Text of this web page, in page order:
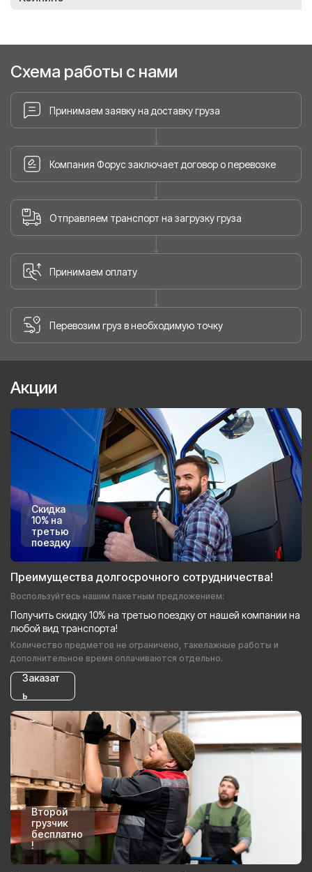
Схема работы с нами
Принимаем заявку на доставку груза
Компания Форус заключает договор о перевозке
Отправляем транспорт на загрузку груза
Принимаем оплату
Перевозим груз в необходимую точку
Акции
Скидка
10% на
третью
поездку
Преимущества долгосрочного сотрудничества!
Воспользуйтесь нашим пакетным предложением:
Получить скидку 10% на третью поездку от нашей компании на
любой вид транспорта!
Количество предметов не ограничено, такелажные работы и
дополнительное время оплачиваются отдельно.
Заказат
ь
Второй
грузчик
бесплатно
!